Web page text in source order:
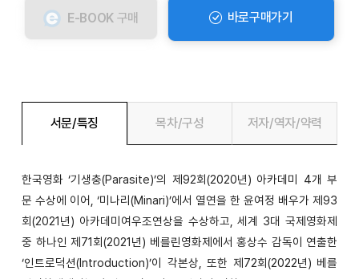
E-BOOK 구매 바로구매가기
서문/특징 목차/구성 저자/역자/약력
한국영화 ‘기생충(Parasite)’의 제92회(2020년) 아카데미 4개 부
문 수상에 이어, ‘미나리(Minari)’에서 열연을 한 윤여정 배우가 제93
회(2021년) 아카데미여우조연상을 수상하고, 세계 3대 국제영화제
중 하나인 제71회(2021년) 베를린영화제에서 홍상수 감독이 연출한
‘인트로덕션(Introduction)’이 각본상, 또한 제72회(2022년) 베를